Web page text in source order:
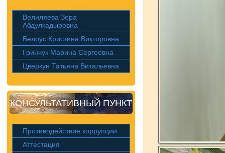
Велиляева Зера
Абдулкадыровна
Белоус Кристина Викторовна
Гринчук Марина Сергеевна
Цверкун Татьяна Витальевна
КОНСУЛЬТАТИВНЫЙ ПУНКТ
Противодействие коррупции
Аттестация